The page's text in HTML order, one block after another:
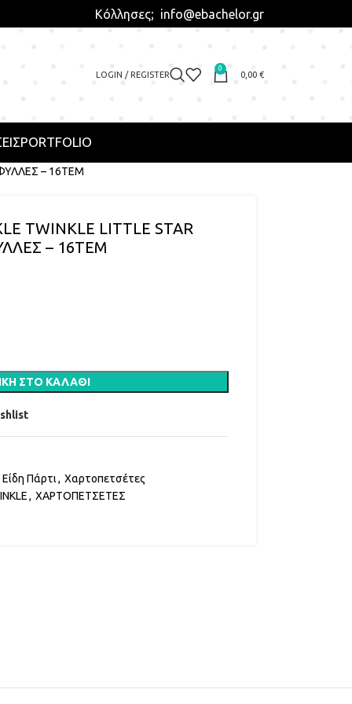
Κόλλησες; info@ebachelor.gr
LOGIN / REGISTER
0
0,00 €
PORTFOLIO
– 16ΤΕΜ
TWINKLE LITTLE STAR
– 16ΤΕΜ
ΣΤΟ ΚΑΛΆΘΙ
Είδη Πάρτι, Χαρτοπετσέτες
, ΧΑΡΤΟΠΕΤΣΕΤΕΣ